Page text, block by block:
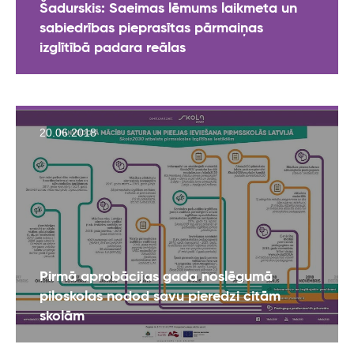
Šadurskis: Saeimas lēmums laikmeta un
sabiedrības pieprasītas pārmaiņas
izglītībā padara reālas
20.06.2018
Pirmā aprobācijas gada noslēgumā
piloskolas nodod savu pieredzi citām
skolām